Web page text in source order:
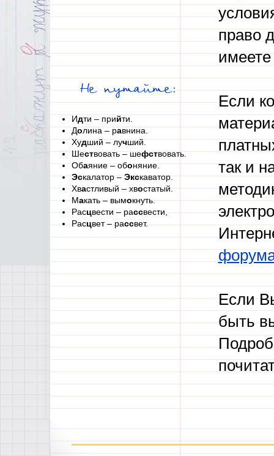
Не путайте:
Идти – прийти.
Долина – равнина.
Худший – лучший.
Шествовать – шефствовать.
Обаяние – обоняние.
Эскалатор –Экскаватор.
Хвастливый – хвостатый.
Макать – вымокнуть.
Расцвести – рассвести,
Расцвет – рассвет.
право
Если
так и
Если
быть